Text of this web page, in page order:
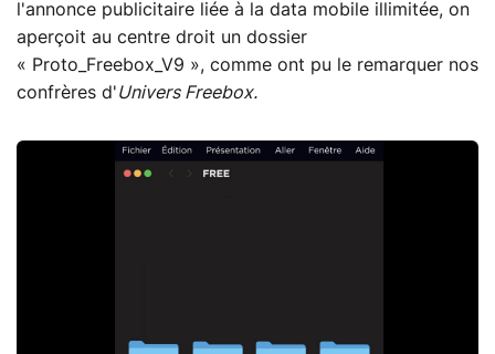
l'annonce publicitaire liée à la data mobile illimitée, on
aperçoit au centre droit un dossier
« Proto_Freebox_V9 », comme ont pu le remarquer nos
confrères d'Univers Freebox.